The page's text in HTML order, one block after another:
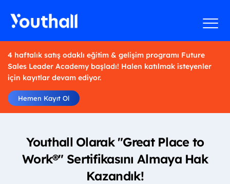
4 haftalık satış odaklı eğitim & gelişim programı Future
Sales Leader Academy başladı! Halen katılmak isteyenler
için kayıtlar devam ediyor.
Hemen Kayıt Ol
Youthall Olarak "Great Place to
Work®" Sertifikasını Almaya Hak
Kazandık!